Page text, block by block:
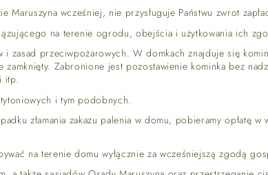
Maruszyna wcześniej, nie przysługuje Państwu zwrot
na terenie ogrodu, obejścia i użytkowania ich
zasad przeciwpożarowych. W domkach znajduje się
zamknięty. Zabronione jest pozostawienie kominka bez
itp.
i tym podobnych.
złamania zakazu palenia w domu, pobieramy opłatę
na terenie domu wyłącznie za wcześniejszą zgodą